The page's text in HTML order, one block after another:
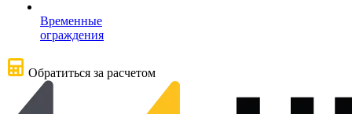
Временные
ограждения
Обратиться за расчетом